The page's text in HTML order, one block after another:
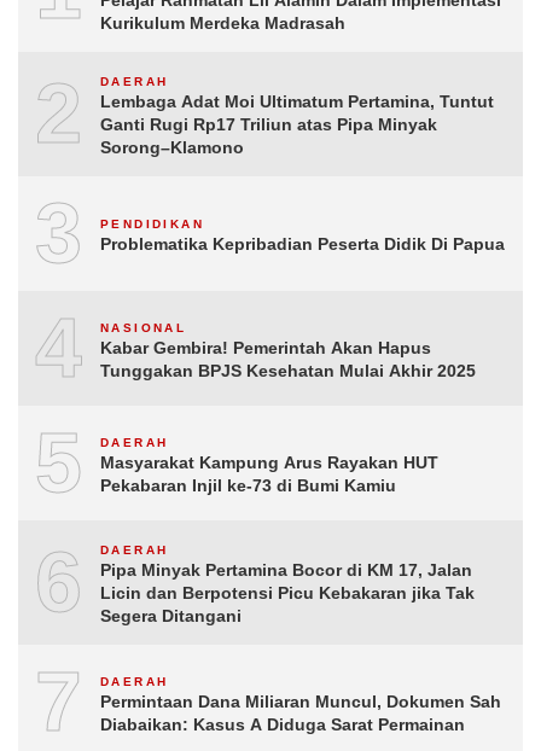
Kurikulum Merdeka Madrasah
2 DAERAH
Lembaga Adat Moi Ultimatum Pertamina, Tuntut
Ganti Rugi Rp17 Triliun atas Pipa Minyak
Sorong–Klamono
3 PENDIDIKAN
Problematika Kepribadian Peserta Didik Di Papua
4 NASIONAL
Kabar Gembira! Pemerintah Akan Hapus
Tunggakan BPJS Kesehatan Mulai Akhir 2025
5 DAERAH
Masyarakat Kampung Arus Rayakan HUT
Pekabaran Injil ke-73 di Bumi Kamiu
6 DAERAH
Pipa Minyak Pertamina Bocor di KM 17, Jalan
Licin dan Berpotensi Picu Kebakaran jika Tak
Segera Ditangani
7 DAERAH
Permintaan Dana Miliaran Muncul, Dokumen Sah
Diabaikan: Kasus A Diduga Sarat Permainan